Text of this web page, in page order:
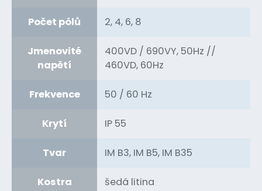
Počet pólů 2, 4, 6, 8
Jmenovité
napětí
400VD / 690VY, 50Hz //
460VD, 60Hz
Frekvence 50 / 60 Hz
Krytí IP 55
Tvar IM B3, IM B5, IM B35
Kostra šedá litina